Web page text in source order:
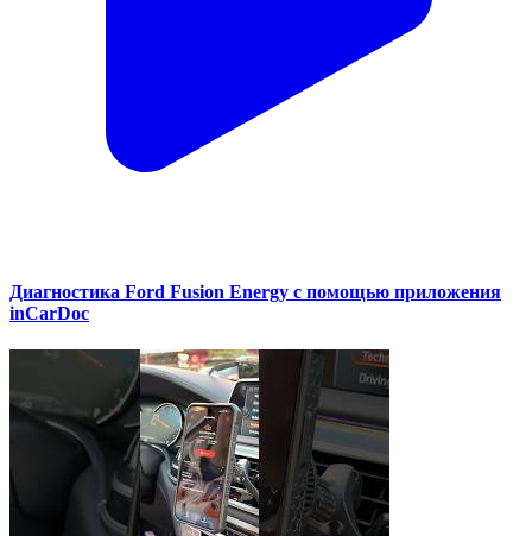
Диагностика Ford Fusion Energy с помощью приложения
inCarDoc